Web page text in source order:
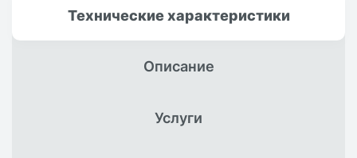
Техническиехарактеристики
Описание
Услуги